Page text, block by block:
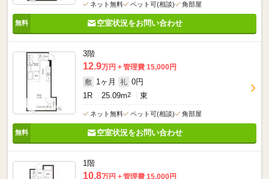
ネット無料 ペット可(相談) 角部屋
空室状況をお問い合わせ
3階
12.9万円
管理費 15,000円
敷 1ヶ月 礼 0円
1R
25.09m2 東
ネット無料 ペット可(相談) 角部屋
空室状況をお問い合わせ
1階
10.8万円
管理費 15,000円